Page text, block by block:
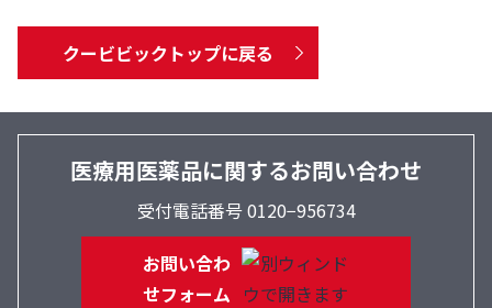
クービビックトップに戻る
医療用医薬品に関するお問い合わせ
受付電話番号 0120−956734
お問い合わ
せフォーム